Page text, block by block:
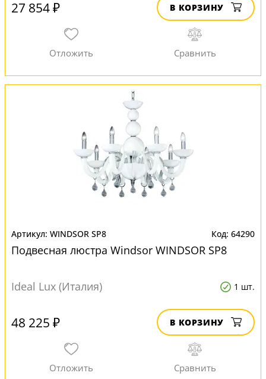
27 854 ₽ В КОРЗИНУ
WINDSOR SP8 64290
Подвесная люстра Windsor WINDSOR SP8
Ideal Lux (Италия) 1 шт.
48 225 ₽ В КОРЗИНУ